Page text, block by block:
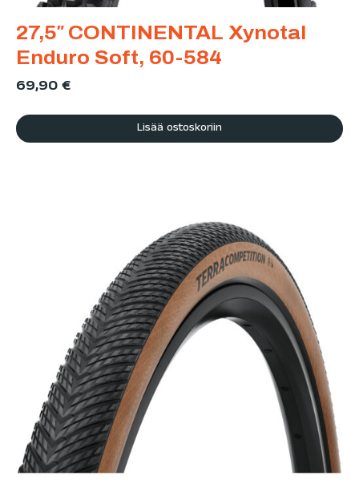
27,5″ CONTINENTAL Xynotal
Enduro Soft, 60-584
69,90€
Lisää ostoskoriin